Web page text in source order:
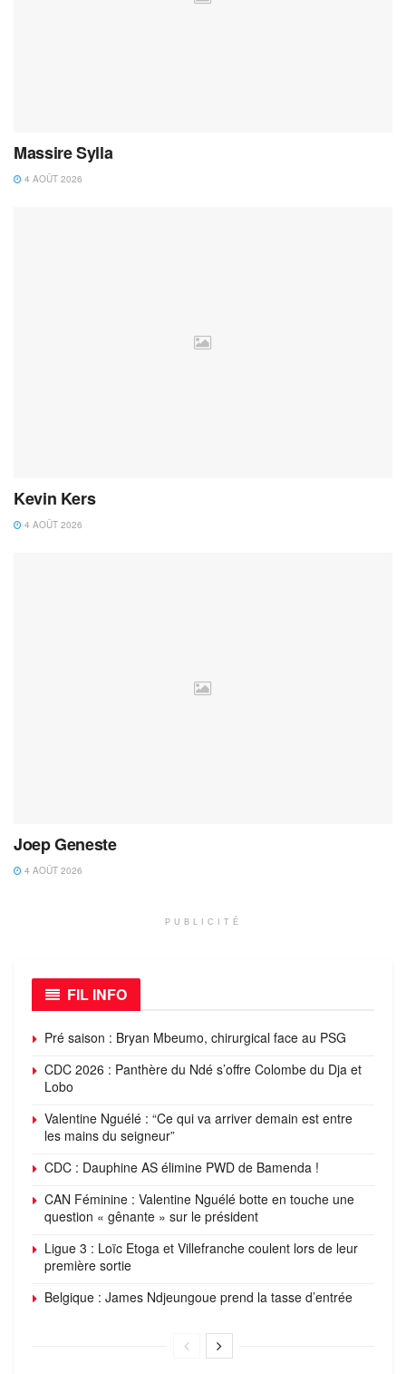
Massire Sylla
4 AOÛT 2026
Kevin Kers
4 AOÛT 2026
Joep Geneste
4 AOÛT 2026
PUBLICITÉ
FIL INFO
Pré saison : Bryan Mbeumo, chirurgical face au PSG
CDC 2026 : Panthère du Ndé s’offre Colombe du Dja et
Lobo
Valentine Nguélé : “Ce qui va arriver demain est entre
les mains du seigneur”
CDC : Dauphine AS élimine PWD de Bamenda !
CAN Féminine : Valentine Nguélé botte en touche une
question « gênante » sur le président
Ligue 3 : Loïc Etoga et Villefranche coulent lors de leur
première sortie
Belgique : James Ndjeungoue prend la tasse d’entrée